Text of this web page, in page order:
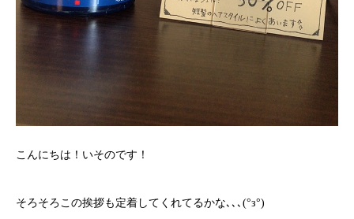
こんにちは！いそのです！
そろそろこの挨拶も定着してくれてるかな､､､(°з°)